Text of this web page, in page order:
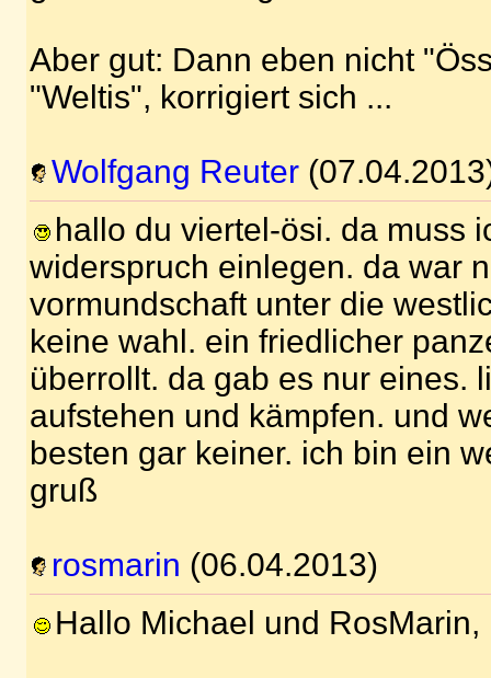
Aber gut: Dann eben nicht
"Weltis", korrigiert sich ...
Wolfgang Reuter
hallo du viertel-ösi. da muss
widerspruch einlegen. da war
vormundschaft unter die
keine wahl. ein friedlicher
überrollt. da gab es nur eines.
aufstehen und kämpfen. und
besten gar keiner. ich bin ein
gruß
rosmarin (06.04.2013)
Hallo Michael und RosMarin,